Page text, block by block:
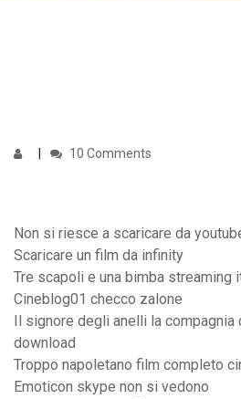
10 Comments
Non si riesce a scaricare da
Scaricare un film da infinity
Tre scapoli e una bimba streaming
Cineblog01 checco zalone
Il signore degli anelli la
download
Troppo napoletano film completo
Emoticon skype non si vedono